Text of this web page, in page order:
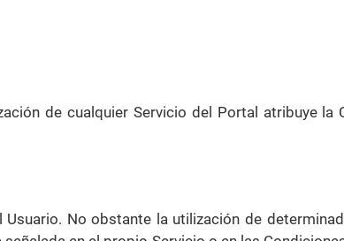
de cualquier Servicio del Portal atribuye la
No obstante la utilización de